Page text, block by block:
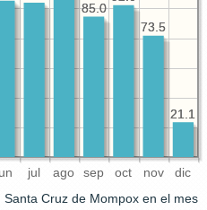
jul ago sep oct nov dic
21.1
73.5
85.0
21.1
73.5
85.0
Cruz de Mompox en el mes